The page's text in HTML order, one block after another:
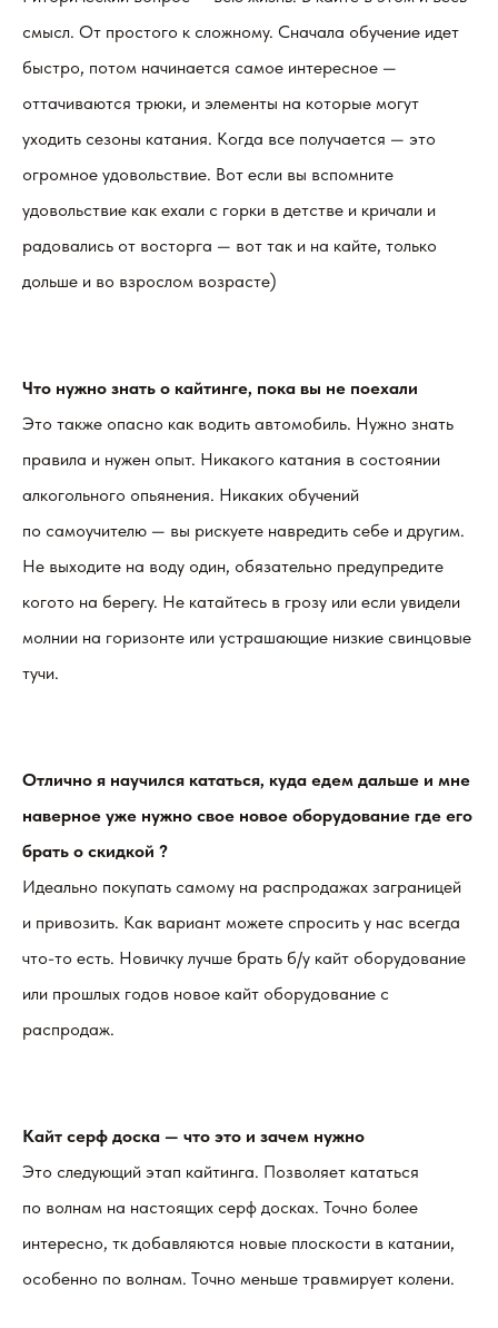
смысл. От простого к сложному. Сначала обучение идет
быстро, потом начинается самое интересное —
оттачиваются трюки, и элементы на которые могут
уходить сезоны катания. Когда все получается — это
огромное удовольствие. Вот если вы вспомните
удовольствие как ехали с горки в детстве и кричали и
радовались от восторга — вот так и на кайте, только
дольше и во взрослом возрасте)
Что нужно знать о кайтинге, пока вы не поехали
Это также опасно как водить автомобиль. Нужно знать
правила и нужен опыт. Никакого катания в состоянии
алкогольного опьянения. Никаких обучений
по самоучителю — вы рискуете навредить себе и другим.
Не выходите на воду один, обязательно предупредите
когото на берегу. Не катайтесь в грозу или если увидели
молнии на горизонте или устрашающие низкие свинцовые
тучи.
Отлично я научился кататься, куда едем дальше и мне
наверное уже нужно свое новое оборудование где его
брать о скидкой ?
Идеально покупать самому на распродажах заграницей
и привозить. Как вариант можете спросить у нас всегда
что-то есть. Новичку лучше брать б/у кайт оборудование
или прошлых годов новое кайт оборудование с
распродаж.
Кайт серф доска — что это и зачем нужно
Это следующий этап кайтинга. Позволяет кататься
по волнам на настоящих серф досках. Точно более
интересно, тк добавляются новые плоскости в катании,
особенно по волнам. Точно меньше травмирует колени.